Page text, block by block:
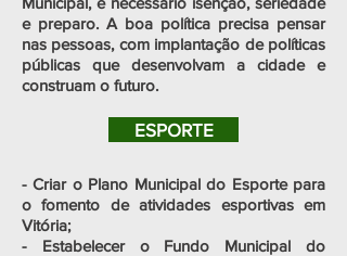
e preparo. A boa política precisa pensar
nas pessoas, com implantação de políticas
públicas que desenvolvam a cidade e
construam o futuro.
ESPORTE
- Criar o Plano Municipal do Esporte para
o fomento de atividades esportivas em
Vitória;
- Estabelecer o Fundo Municipal do